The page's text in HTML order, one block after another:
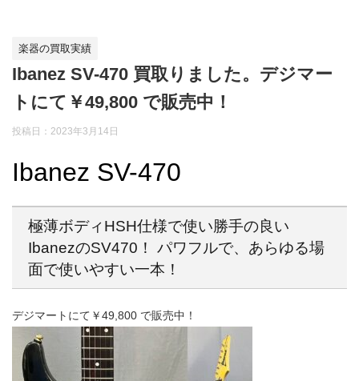
楽器の買取実績
Ibanez SV-470 買取りました。デジマー
トにて￥49,800 で販売中！
投稿日：2023年3月14日
Ibanez SV-470
極薄ボディHSH仕様で使い勝手の良い
IbanezのSV470！ パワフルで、あらゆる場
面で使いやすい一本！
デジマートにて￥49,800 で販売中！